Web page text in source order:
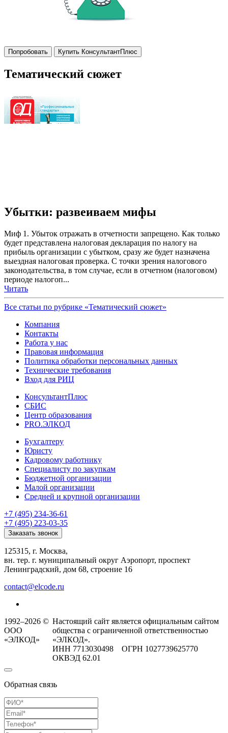
Попробовать Купить КонсультантПлюс
Тематический сюжет
Убытки: развеиваем мифы
Миф 1. Убыток отражать в отчетности запрещено. Как только
будет представлена налоговая декларация по налогу на
прибыль организации с убытком, сразу же будет назначена
выездная налоговая проверка. С точки зрения налогового
законодательства, в том случае, если в отчетном (налоговом)
периоде налогоп...
Читать
Все статьи по рубрике «Тематический сюжет»
Компания
Контакты
Работа у нас
Правовая информация
Политика обработки персональных данных
Технические требования
Вход для РИЦ
КонсультантПлюс
СБИС
Центр образования
PRO.ЭЛКОД
Бухгалтеру
Юристу
Кадровому работнику
Специалисту по закупкам
Бюджетной организации
Малой организации
Средней и крупной организации
+7 (495) 234-36-61
+7 (495) 223-03-35
Заказать звонок
125315, г. Москва,
вн. тер. г. муниципальный округ Аэропорт, проспект
Ленинградский, дом 68, строение 16
contact@elcode.ru
1992–2026 ©
ООО
«ЭЛКОД»
Настоящий сайт является официальным сайтом
общества с ограниченной ответственностью
«ЭЛКОД».
ИНН 7713030498 ОГРН 1027739625770
ОКВЭД 62.01
Обратная связь